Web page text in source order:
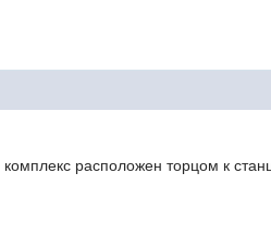
расположен торцом к